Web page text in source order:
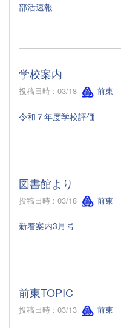
部活速報
学校案内
投稿日時 : 03/18 前東
令和７年度学校評価
図書館より
投稿日時 : 03/18 前東
新着案内3月号
前東TOPIC
投稿日時 : 03/13 前東